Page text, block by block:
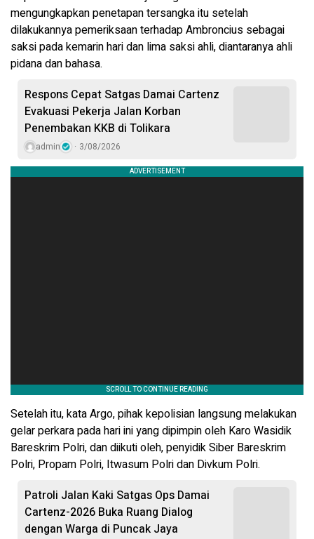
mengungkapkan penetapan tersangka itu setelah
dilakukannya pemeriksaan terhadap Ambroncius sebagai
saksi pada kemarin hari dan lima saksi ahli, diantaranya ahli
pidana dan bahasa.
Respons Cepat Satgas Damai Cartenz
Evakuasi Pekerja Jalan Korban
Penembakan KKB di Tolikara
admin 3/08/2026
Setelah itu, kata Argo, pihak kepolisian langsung melakukan
gelar perkara pada hari ini yang dipimpin oleh Karo Wasidik
Bareskrim Polri, dan diikuti oleh, penyidik Siber Bareskrim
Polri, Propam Polri, Itwasum Polri dan Divkum Polri.
Patroli Jalan Kaki Satgas Ops Damai
Cartenz-2026 Buka Ruang Dialog
dengan Warga di Puncak Jaya